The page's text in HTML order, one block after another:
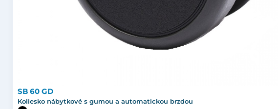
SB 60 GD
Koliesko nábytkové s gumou a automatickou brzdou